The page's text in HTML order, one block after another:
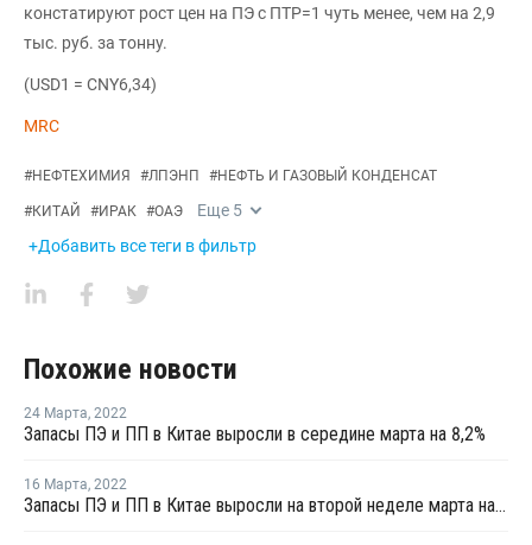
констатируют рост цен на ПЭ с ПТР=1 чуть менее, чем на 2,9
тыс. руб. за тонну.
(USD1 = CNY6,34)
MRC
#НЕФТЕХИМИЯ #ЛПЭНП #НЕФТЬ И ГАЗОВЫЙ КОНДЕНСАТ
#КИТАЙ #ИРАК #ОАЭ Еще 5
+Добавить все теги в фильтр
Похожие новости
24 Марта, 2022
Запасы ПЭ и ПП в Китае выросли в середине марта на 8,2%
16 Марта, 2022
Запасы ПЭ и ПП в Китае выросли на второй неделе марта на 3,4%